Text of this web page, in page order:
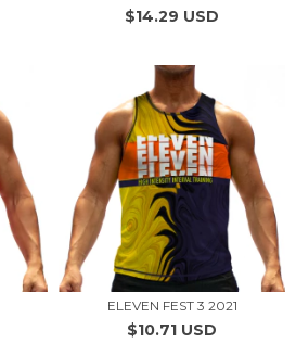
$14.29 USD
ELEVEN FEST 3 2021
$10.71 USD